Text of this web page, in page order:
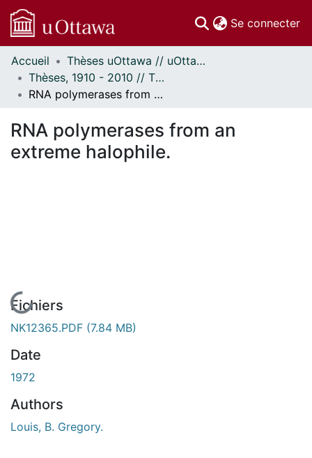
Se connecter
Communautés
et collections
Parcourir
À propos
Accueil
Thèses uOttawa // uOttawa Theses
Thèses, 1910 - 2010 // Theses, 1910 - 2010
RNA polymerases from an extreme halophile.
RNA polymerases from an
extreme halophile.
En cours de chargement...
Fichiers
NK12365.PDF (7.84 MB)
Date
1972
Authors
Louis, B. Gregory.